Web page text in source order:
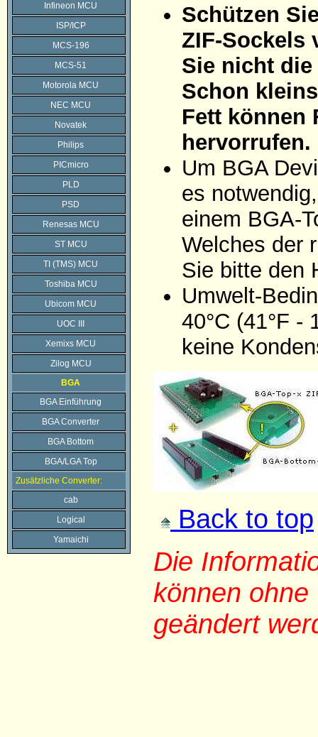
Infineon MCU
ISP/ICP
MCS-196
MCS-51
Motorola MCU
NEC MCU
Novatek
Philips
PICmicro
PLD
PSD
Renesas MCU
ST MCU
TI (TMS) MCU
Toshiba MCU
Ubicom MCU
UOC III
Xemixs MCU
Zilog MCU
BGA
BGA Einführung
BGA Converter
BGA Bottom
BGA/LGA Top
Zusätzliche Converter:
cab
Logical
Yamaichi
Schützen
ZIF-Sockels
Sie nicht
Schon
Fett können
hervorrufen.
Um BGA
es
einem BGA-
Welches der
Sie bitte den
Umwelt-
40°C (41°F -
keine
Back to top
Die
können
geändert